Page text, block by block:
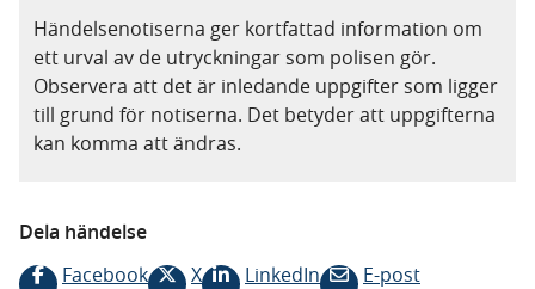
Händelsenotiserna ger kortfattad information om
ett urval av de utryckningar som polisen gör.
Observera att det är inledande uppgifter som ligger
till grund för notiserna. Det betyder att uppgifterna
kan komma att ändras.
Dela händelse
Facebook
X LinkedIn E-post